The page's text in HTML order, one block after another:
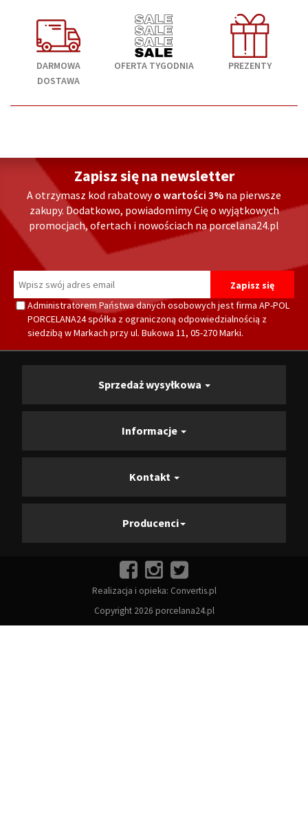
DARMOWA
DOSTAWA
OFERTA TYGODNIA PREZENTY
Zapisz się na newsletter
A otrzymasz kod rabatowyo wartości 3% na pierwsze
zakupy. Dodatkowo, powiadomimy Cię o wyjątkowych
promocjach, ofertach i nowościach na porcelana24.pl
Administratorem Państwa danych osobowych jest firma AP-POL
PORCELANA24 spółka z ograniczoną odpowiedzialnością z
siedzibą w Markach przy ul. Bukowa 11, 05-270 Marki.
Sprzedaż wysyłkowa
Informacje
Kontakt
Producenci
Realizacja i opieka: Convertis.pl
Copyright 2026 porcelana24.pl